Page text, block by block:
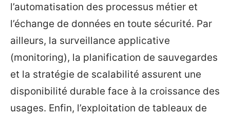
l’automatisation des processus métier et
l’échange de données en toute sécurité. Par
ailleurs, la surveillance applicative
(monitoring), la planification de sauvegardes
et la stratégie de scalabilité assurent une
disponibilité durable face à la croissance des
usages. Enfin, l’exploitation de tableaux de